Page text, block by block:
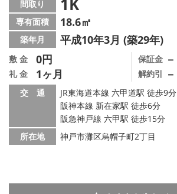
間取り
専有面積 18.6㎡
築年月 平成10年3月 (築29年)
敷 金 0円
礼 金 1ヶ月
保証金 －
解約引 －
交 通
JR東海道本線 六甲道駅 徒歩9分
阪神本線 新在家駅 徒歩6分
阪急神戸線 六甲駅 徒歩15分
所在地
神戸市灘区烏帽子町2丁目